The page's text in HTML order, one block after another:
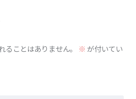
ることはありません。 ※が付いてい